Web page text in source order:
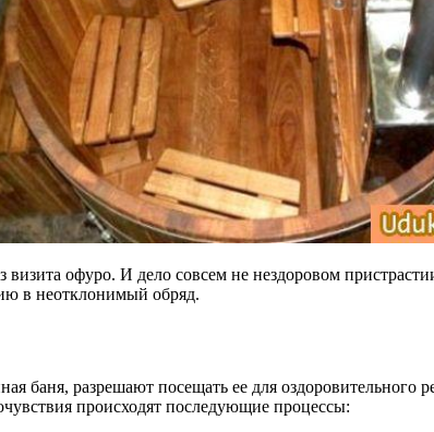
офуро. И дело совсем не нездоровом
в неотклонимый обряд.
баня, разрешают посещать ее для оздоровительного
происходят последующие процессы: